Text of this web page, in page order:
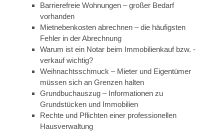
Barrierefreie Wohnungen – großer Bedarf
vorhanden
Mietnebenkosten abrechnen – die häufigsten
Fehler in der Abrechnung
Warum ist ein Notar beim Immobilienkauf bzw. -
verkauf wichtig?
Weihnachtsschmuck – Mieter und Eigentümer
müssen sich an Grenzen halten
Grundbuchauszug – Informationen zu
Grundstücken und Immobilien
Rechte und Pflichten einer professionellen
Hausverwaltung